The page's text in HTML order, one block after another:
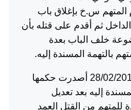
يوم 25/03/2007 قام المتهم س.خ بإغلاق باب
ثم أقدم على قتله بأن
خلف الباب بعدة
بالتهمة المسندة إليه.
وبعد إجراء المحاكمة وبتاريخ 28/02/2011 أصدرت حكمها
إليه بعد تعديل
للمتهم من القتل العمد